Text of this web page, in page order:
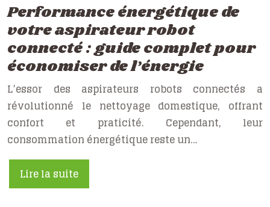
Performance énergétique de
votre aspirateur robot
connecté : guide complet pour
économiser de l’énergie
L’essor des aspirateurs robots connectés a
révolutionné le nettoyage domestique, offrant
confort et praticité. Cependant, leur
consommation énergétique reste un…
Lire la suite